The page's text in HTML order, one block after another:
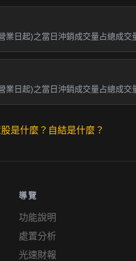
業日起)之當日沖銷成交量占總成
業日起)之當日沖銷成交量占總成
是什麼？ 自結是什麼？
導覽
功能說明
處置分析
光速財報